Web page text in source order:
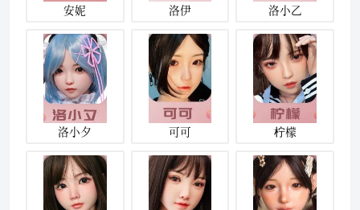
安妮 洛伊 洛小乙
洛小夕 可可 柠檬